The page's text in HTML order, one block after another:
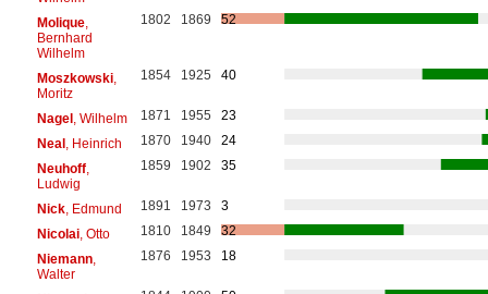
Molique,
Bernhard
Wilhelm
1802 1869 52
Moszkowski,
Moritz
1854 1925 40
Nagel, Wilhelm 1871 1955
23
Neal, Heinrich 1870 1940
24
Neuhoff,
Ludwig
1859 1902 35
Nick, Edmund 1891 1973
3
Nicolai, Otto 1810 1849
32
Niemann,
Walter
1876 1953 18